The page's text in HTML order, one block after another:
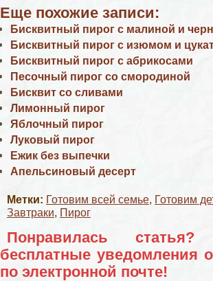
Еще похожие записи:
Бисквитный пирог с малиной и
Бисквитный пирог с изюмом и
Бисквитный пирог с абрикосами
Песочный пирог со смородиной
Бисквит со сливами
Лимонный пирог
Яблочный пирог
Луковый пирог
Ежик без выпечки
Апельсиновый десерт
Метки: Готовим всей семье, Готовим
Завтраки, Пирог
Понравилась
бесплатные уведомления
по электронной почте!